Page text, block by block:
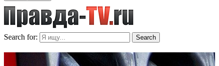
Search for: Search